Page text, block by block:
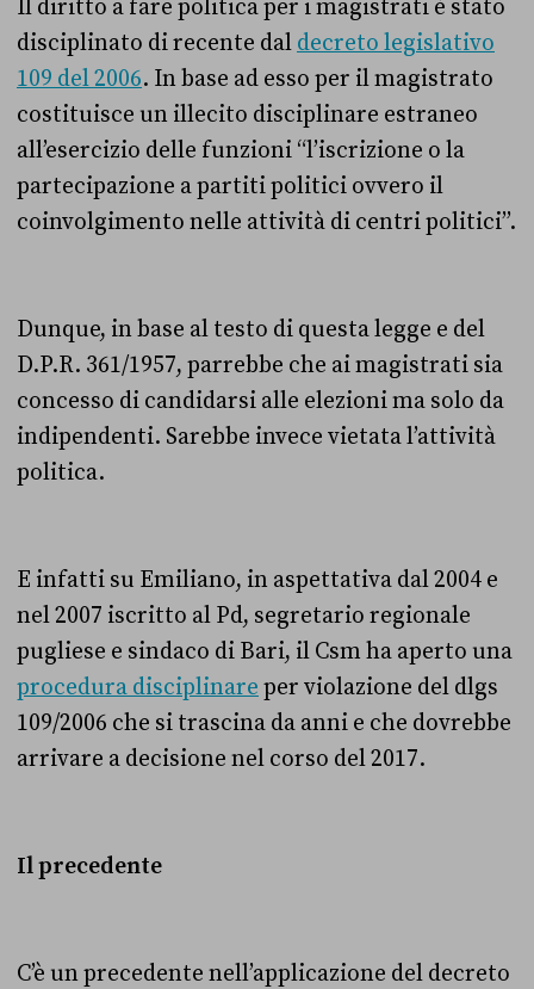
Il diritto a fare politica per i magistrati è stato
disciplinato di recente dal decreto legislativo
109 del 2006. In base ad esso per il magistrato
costituisce un illecito disciplinare estraneo
all’esercizio delle funzioni “l’iscrizione o la
partecipazione a partiti politici ovvero il
coinvolgimento nelle attività di centri politici”.
Dunque, in base al testo di questa legge e del
D.P.R. 361/1957, parrebbe che ai magistrati sia
concesso di candidarsi alle elezioni ma solo da
indipendenti. Sarebbe invece vietata l’attività
politica.
E infatti su Emiliano, in aspettativa dal 2004 e
nel 2007 iscritto al Pd, segretario regionale
pugliese e sindaco di Bari, il Csm ha aperto una
procedura disciplinare per violazione del dlgs
109/2006 che si trascina da anni e che dovrebbe
arrivare a decisione nel corso del 2017.
Il precedente
C’è un precedente nell’applicazione del decreto